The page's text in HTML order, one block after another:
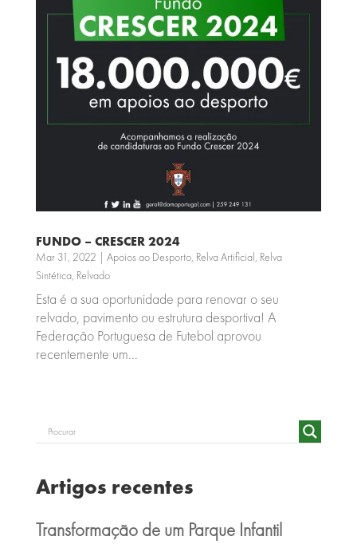
FUNDO – CRESCER 2024
Mar 31, 2022 Apoios ao Desporto, Relva Artificial , Relva
Sintética, Relvado
Esta é a sua oportunidade para renovar o seu
relvado, pavimento ou estrutura desportiva! A
Federação Portuguesa de Futebol aprovou
recentemente um...
Artigos recentes
Transformação de um Parque Infantil